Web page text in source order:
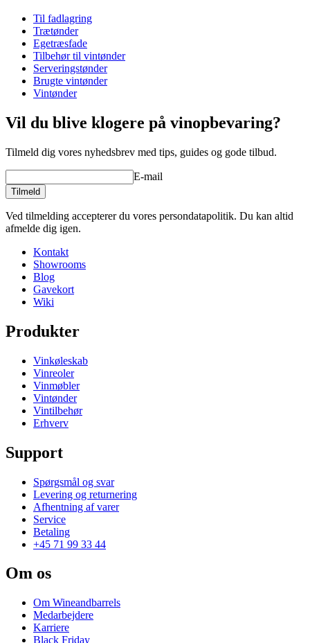
Stativ, prop og evt. hane (der er ikke boret hul til hane)
medfølger ikke. Skal bestilles seperat. Se
relaterede produkter.
Dimensioner (BxHxD cm)
Vægt (kg)95
Til fadlagring
Trætønder
Egetræsfade
Tilbehør til vintønder
Serveringstønder
Brugte vintønder
Vintønder
Vil du blive klogere på vinopbevaring?
Tilmeld dig vores nyhedsbrev med tips, guides og gode tilbud.
E-mail
Tilmeld
Ved tilmelding accepterer du vores persondatapolitik. Du kan altid
afmelde dig igen.
Kontakt
Showrooms
Blog
Gavekort
Wiki
Produkter
Vinkøleskab
Vinreoler
Vinmøbler
Vintønder
Vintilbehør
Erhverv
Support
Spørgsmål og svar
Levering og returnering
Afhentning af varer
Service
Betaling
+45 71 99 33 44
Om os
Om Wineandbarrels
Medarbejdere
Karriere
Black Friday